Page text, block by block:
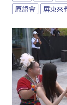
原語會
屏東來